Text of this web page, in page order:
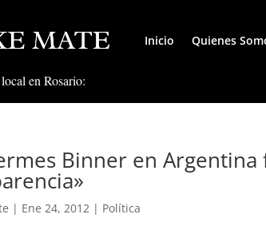
Inicio Quienes
en Rosario:
Binner en
| Ene 24, 2012 | Política